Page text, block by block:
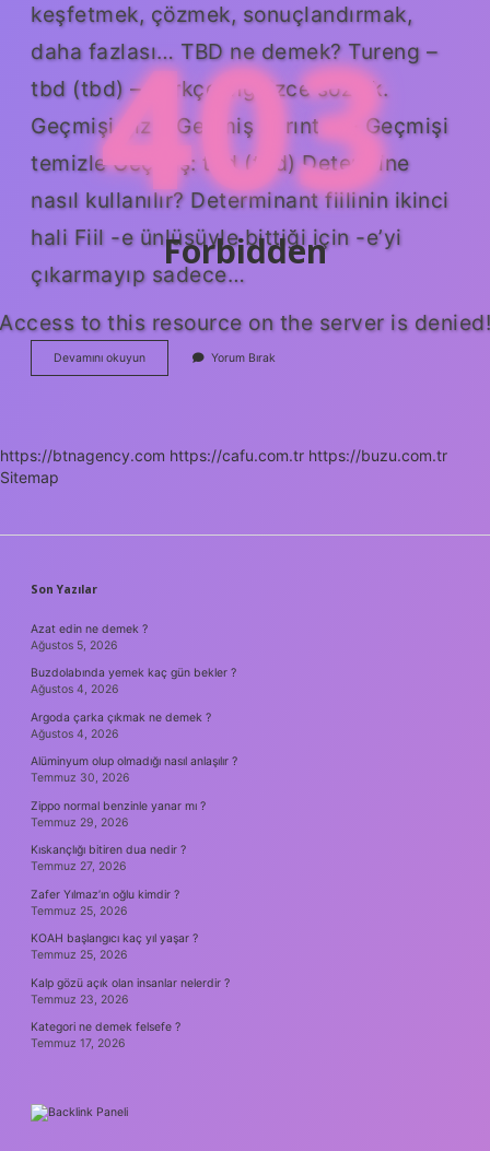
keşfetmek, çözmek, sonuçlandırmak,
daha fazlası… TBD ne demek? Tureng –
tbd (tbd) – Türkçe İngilizce sözlük.
Geçmişi gizle Geçmiş ayrıntıları Geçmişi
temizle Geçmiş: tbd (tbd) Determine
nasıl kullanılır? Determinant fiilinin ikinci
hali Fiil -e ünlüsüyle bittiği için -e’yi
çıkarmayıp sadece…
Devamını okuyunDetermined
Anlamı
Yorum Bırak
https://btnagency.com https://cafu.com.tr https://buzu.com.tr
Sitemap
SIDEBAR
Son Yazılar
Azat edin ne demek ?
Ağustos 5, 2026
Buzdolabında yemek kaç gün bekler ?
Ağustos 4, 2026
Argoda çarka çıkmak ne demek ?
Ağustos 4, 2026
Alüminyum olup olmadığı nasıl anlaşılır ?
Temmuz 30, 2026
Zippo normal benzinle yanar mı ?
Temmuz 29, 2026
Kıskançlığı bitiren dua nedir ?
Temmuz 27, 2026
Zafer Yılmaz’ın oğlu kimdir ?
Temmuz 25, 2026
KOAH başlangıcı kaç yıl yaşar ?
Temmuz 25, 2026
Kalp gözü açık olan insanlar nelerdir ?
Temmuz 23, 2026
Kategori ne demek felsefe ?
Temmuz 17, 2026
403
Forbidden
Access to this resource on the server is denied!